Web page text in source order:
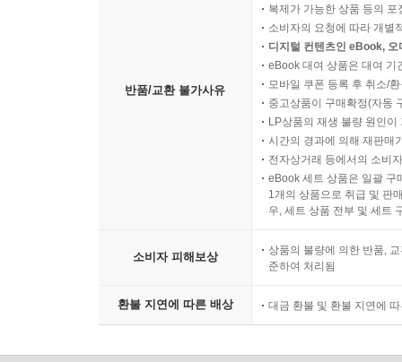
반품/교환 불가사유
복제가 가능한 상품 등의
소비자의 요청에 따라 개별
디지털 컨텐츠인 eBook,
eBook 대여 상품은 대여 기
모바일 쿠폰 등록 후 취소/
중고상품이 구매확정(자동
LP상품의 재생 불량 원인
시간의 경과에 의해 재판매
전자상거래 등에서의 소비
eBook 세트 상품은 일괄 구
1개의 상품으로 취급 및 판
우, 세트 상품 전부 및 세트
소비자 피해보상
상품의 불량에 의한 반품,
준하여 처리됨
환불 지연에 따른 배상 대금 환불 및 환불 지연에